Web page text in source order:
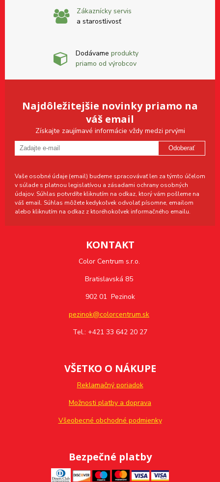
Zákaznícky servis
a starostlivosť
Dodávame produkty
priamo od výrobcov
Najdôležitejšie novinky priamo na
váš email
Získajte zaujímavé informácie vždy medzi prvými
Odoberať
Vaše osobné údaje (email) budeme spracovávať len za týmto účelom
v súlade s platnou legislatívou a zásadami ochrany osobných
údajov. Súhlas potvrdíte kliknutím na odkaz, ktorý vám pošleme na
váš email. Súhlas môžete kedykoľvek odvolať písomne, emailom
alebo kliknutím na odkaz z ktoréhokoľvek informačného emailu.
KONTAKT
Color Centrum s.r.o.
Bratislavská 85
902 01 Pezinok
pezinok@colorcentrum.sk
Tel.: +421 33 642 20 27
VŠETKO O NÁKUPE
Reklamačný poriadok
Možnosti platby a doprava
Všeobecné obchodné podmienky
Bezpečné platby